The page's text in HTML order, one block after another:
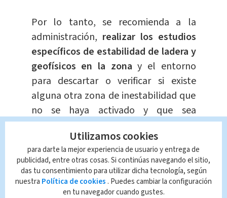
Por lo tanto, se recomienda a la
administración, realizar los estudios
específicos de estabilidad de ladera y
geofísicos en la zonay el entorno
para descartar o verificar si existe
alguna otra zona de inestabilidad que
no se haya activado y que sea
necesario reforzar con una obra de
contención para brindar estabilidad a
las demás viviendas.
Utilizamos cookies
para darte la mejor experiencia de usuario y entrega de
publicidad, entre otras cosas. Si continúas navegando el sitio,
das tu consentimiento para utilizar dicha tecnología, según
nuestra Política de cookies . Puedes cambiar la configuración
en tu navegador cuando gustes.